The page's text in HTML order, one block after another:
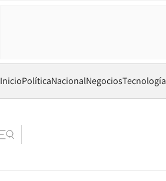
InicioPolíticaNacionalNegociosTecnología